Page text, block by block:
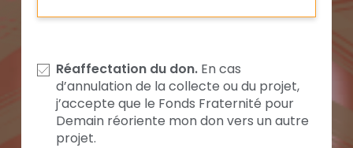
Réaffectation du don. En cas
d’annulation de la collecte ou du projet,
j’accepte que le Fonds Fraternité pour
Demain réoriente mon don vers un autre
projet.